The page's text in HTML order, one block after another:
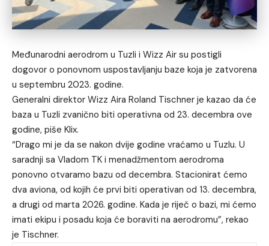
Međunarodni aerodrom u Tuzli i Wizz Air su postigli
dogovor o ponovnom uspostavljanju baze koja je zatvorena
u septembru 2023. godine.
Generalni direktor Wizz Aira Roland Tischner je kazao da će
baza u Tuzli zvanično biti operativna od 23. decembra ove
godine, piše Klix.
“Drago mi je da se nakon dvije godine vraćamo u Tuzlu. U
saradnji sa Vladom TK i menadžmentom aerodroma
ponovno otvaramo bazu od decembra. Stacionirat ćemo
dva aviona, od kojih će prvi biti operativan od 13. decembra,
a drugi od marta 2026. godine. Kada je riječ o bazi, mi ćemo
imati ekipu i posadu koja će boraviti na aerodromu”, rekao
je Tischner.